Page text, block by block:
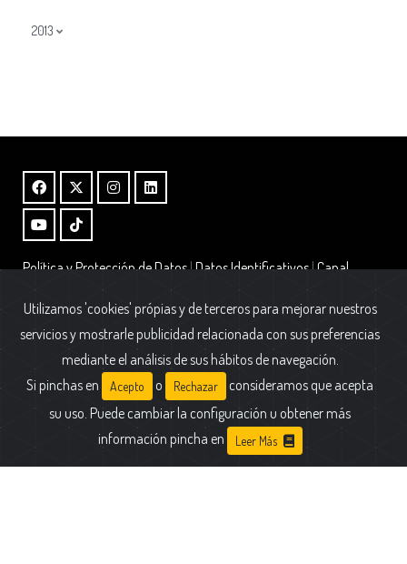
2013
Utilizamos 'cookies' própias y de terceros para mejorar nuestros
servicios y mostrarle publicidad relacionada con sus preferencias
mediante el análisis de sus hábitos de navegación.
Si pinchas en
Acepto o Rechazar
consideramos que acepta
su uso. Puede cambiar la configuración u obtener más
información pincha en
Leer Más
Política y Protección de Datos|Datos Identificativos|Canal
Fundación AFIM.
Calle Cólquide 6 - Edificio Prisma - Portal 2 - Oficina A1
28231 Las Rozas (Madrid)